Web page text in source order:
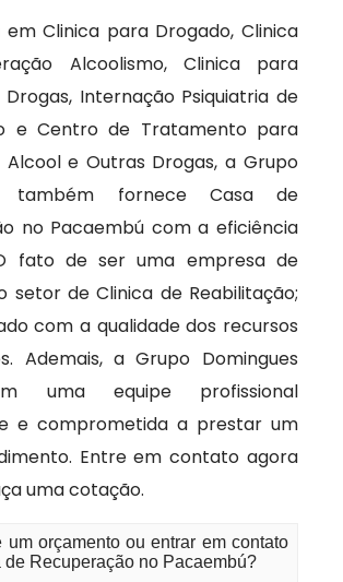
em Clinica para Drogado, Clinica
Alcoolismo, Clinica para
Drogas, Internação Psiquiatria de
e Centro de Tratamento para
Alcool e Outras Drogas, a Grupo
também fornece Casa de
no Pacaembú com a eficiência
fato de ser uma empresa de
setor de Clinica de Reabilitação;
com a qualidade dos recursos
Ademais, a Grupo Domingues
uma equipe profissional
e comprometida a prestar um
Entre em contato agora
uma cotação.
um orçamento ou entrar em contato
de Recuperação no Pacaembú?